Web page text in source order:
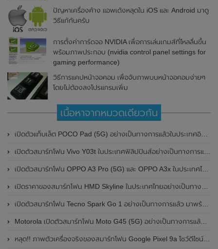
ปัญหาเครื่องค้าง แอพเด้งหลุดใน iOS และ Android มาดู
วิธีแก้กันครับ
การตั้งค่าการ์ดจอ NVIDIA เพื่อการเล่นเกมส์ที่ไหลลื่นขึ้น
พร้อมภาพประกอบ (nvidia control panel settings for
gaming performance)
วิธีการแคปหน้าจอคอม เพื่อจับภาพบนหน้าจอคอมง่ายๆ
โดยไม่ต้องลงโปรแกรมเพิ่ม
เนื้อหาจากหมวดเดียวกัน
เปิดตัวแท็บเล็ต POCO Pad (5G) อย่างเป็นทางการแล้วในประเทศอินเดีย มาพร้อมชิปเซ็ต Snapdragon 7s Gen 2 ของ Qualcomm และรองรับเครือข่าย 5G
เปิดตัวสมาร์ทโฟน Vivo Y03t ในประเทศฟิลิปปินส์อย่างเป็นทางการแล้ว มาพร้อมชิปเซ็ต Unisoc T612 , กล้องหลัง ความละเอียด 13MP , แบตเตอรี่ 5,000mAh และหน้าจอแสดงผล LCD / 90Hz
เปิดตัวสมาร์ทโฟน OPPO A3 Pro (5G) และ OPPO A3x ในประเทศไทยอย่างเป็นทางการแล้ว ในราคาเริ่มต้นเพียง 3,999 บาท
เปิดราคาของสมาร์ทโฟน HMD Skyline ในประเทศไทยอย่างเป็นทางการแล้ว ราคา 14,990 บาท
เปิดตัวสมาร์ทโฟน Tecno Spark Go 1 อย่างเป็นทางการแล้ว มาพร้อมหน้าจอแสดงผล LCD / 120Hz , แบตเตอรี่ 5,000mAh และใช้ชิปเซ็ต Unisoc
Motorola เปิดตัวสมาร์ทโฟน Moto G45 (5G) อย่างเป็นทางการแล้วในอินเดีย
หลุด!! ภาพตัวเครื่องจริงของสมาร์ทโฟน Google Pixel 9a โชว์ดีไซน์ใหม่ กล้องหลังแบนราบ ไม่มีกรอบของกล้องแล้ว